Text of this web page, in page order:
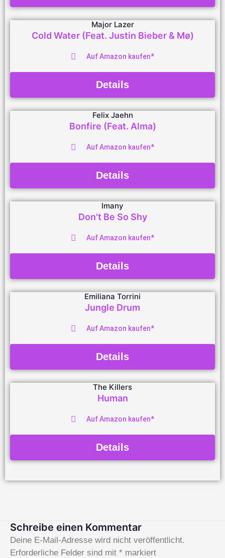
Major Lazer
Cold Water (Feat. Justin Bieber & Mø)
Auf Amazon kaufen*
Details
Felix Jaehn
Bonfire (Feat. Alma)
Auf Amazon kaufen*
Details
Imany
Don't Be So Shy
Auf Amazon kaufen*
Details
Emiliana Torrini
Jungle Drum
Auf Amazon kaufen*
Details
The Killers
Human
Auf Amazon kaufen*
Details
Schreibe einen Kommentar
Deine E-Mail-Adresse wird nicht veröffentlicht.
Erforderliche Felder sind mit * markiert